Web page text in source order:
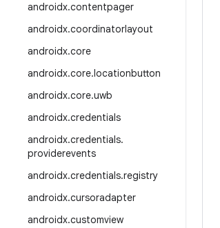
androidx.contentpager
androidx.coordinatorlayout
androidx.core
androidx.core.locationbutton
androidx.core.uwb
androidx.credentials
androidx.credentials.
providerevents
androidx.credentials.registry
androidx.cursoradapter
androidx.customview